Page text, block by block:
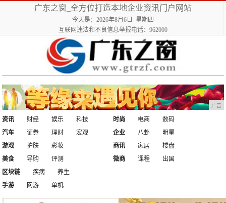
广东之窗_全方位打造本地企业资讯门户网站
今天是：2026年8月6日 星期四
互联网违法和不良信息举报电话：962000
广告
资讯 财经 娱乐
科技
汽车
证券 理财 宏观
时尚 电商
数码
企业
八卦
明星
游戏
护肤
彩妆
美食
导购 评测
商讯 家居
楼盘
微商
课程
出国
区块链
疾病
养生
手游
网游 单机